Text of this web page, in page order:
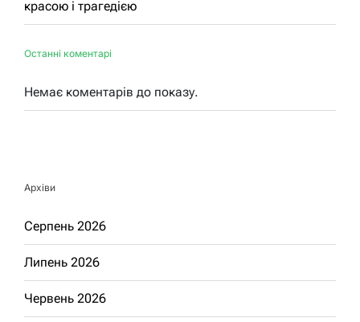
красою і трагедією
Останні коментарі
Немає коментарів до показу.
Архіви
Серпень 2026
Липень 2026
Червень 2026